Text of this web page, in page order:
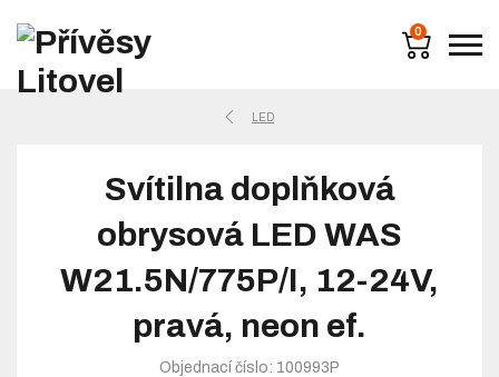
0
LED
Svítilna doplňková
obrysová LED WAS
W21.5N/775P/I, 12-24V,
pravá, neon ef.
Objednací číslo: 100993P